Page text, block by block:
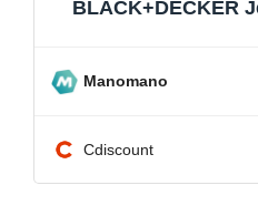
BLACK+DECKER
Manomano
Cdiscount